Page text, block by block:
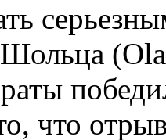
(Olaf
что